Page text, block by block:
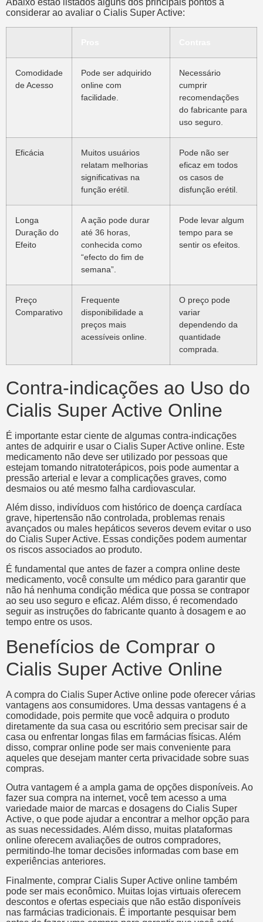
Abaixo estão listados alguns dos principais pontos a
considerar ao avaliar o Cialis Super Active:
Comodidade
de Acesso
Pode ser adquirido
online com
facilidade.
Necessário
cumprir
recomendações
do fabricante para
uso seguro.
Eficácia
Muitos usuários
relatam melhorias
significativas na
função erétil.
Pode não ser
eficaz em todos
os casos de
disfunção erétil.
Longa
Duração do
Efeito
A ação pode durar
até 36 horas,
conhecida como
“efecto do fim de
semana”.
Pode levar algum
tempo para se
sentir os efeitos.
Preço
Comparativo
Frequente
disponibilidade a
preços mais
acessíveis online.
O preço pode
variar
dependendo da
quantidade
comprada.
Contra-indicações ao Uso do
Cialis Super Active Online
É importante estar ciente de algumas contra-indicações
antes de adquirir e usar o Cialis Super Active online. Este
medicamento não deve ser utilizado por pessoas que
estejam tomando nitratoterápicos, pois pode aumentar a
pressão arterial e levar a complicações graves, como
desmaios ou até mesmo falha cardiovascular.
Além disso, indivíduos com histórico de doença cardíaca
grave, hipertensão não controlada, problemas renais
avançados ou males hepáticos severos devem evitar o uso
do Cialis Super Active. Essas condições podem aumentar
os riscos associados ao produto.
É fundamental que antes de fazer a compra online deste
medicamento, você consulte um médico para garantir que
não há nenhuma condição médica que possa se contrapor
ao seu uso seguro e eficaz. Além disso, é recomendado
seguir as instruções do fabricante quanto à dosagem e ao
tempo entre os usos.
Benefícios de Comprar o
Cialis Super Active Online
A compra do Cialis Super Active online pode oferecer várias
vantagens aos consumidores. Uma dessas vantagens é a
comodidade, pois permite que você adquira o produto
diretamente da sua casa ou escritório sem precisar sair de
casa ou enfrentar longas filas em farmácias físicas. Além
disso, comprar online pode ser mais conveniente para
aqueles que desejam manter certa privacidade sobre suas
compras.
Outra vantagem é a ampla gama de opções disponíveis. Ao
fazer sua compra na internet, você tem acesso a uma
variedade maior de marcas e dosagens do Cialis Super
Active, o que pode ajudar a encontrar a melhor opção para
as suas necessidades. Além disso, muitas plataformas
online oferecem avaliações de outros compradores,
permitindo-lhe tomar decisões informadas com base em
experiências anteriores.
Finalmente, comprar Cialis Super Active online também
pode ser mais econômico. Muitas lojas virtuais oferecem
descontos e ofertas especiais que não estão disponíveis
nas farmácias tradicionais. É importante pesquisar bem